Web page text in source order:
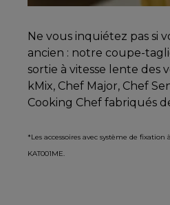
Ne vous inquiétez pas si
ancien : notre coupe-
sortie à vitesse lente des
kMix, Chef Major, Chef
Cooking Chef fabriqués
*Les accessoires avec système de
KAT001ME.